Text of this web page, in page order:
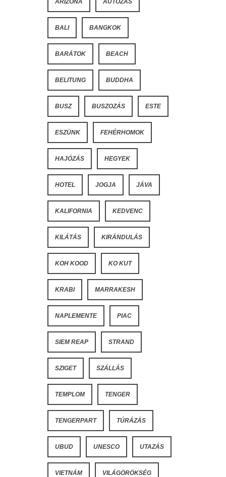
BALI BANGKOK
BARÁTOK BEACH
BELITUNG BUDDHA
BUSZ BUSZOZÁS ESTE
ESZÜNK FEHÉRHOMOK
HAJÓZÁS HEGYEK
HOTEL JOGJA JÁVA
KALIFORNIA KEDVENC
KILÁTÁS KIRÁNDULÁS
KOH KOOD KO KUT
KRABI MARRAKESH
NAPLEMENTE PIAC
SIEM REAP STRAND
SZIGET SZÁLLÁS
TEMPLOM TENGER
TENGERPART TÚRÁZÁS
UBUD UNESCO UTAZÁS
VIETNÁM VILÁGÖRÖKSÉG